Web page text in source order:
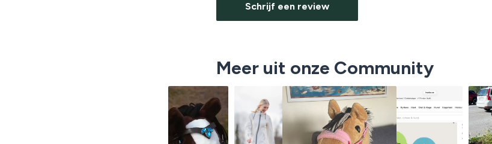
Schrijf een review
Meer uit onze Community